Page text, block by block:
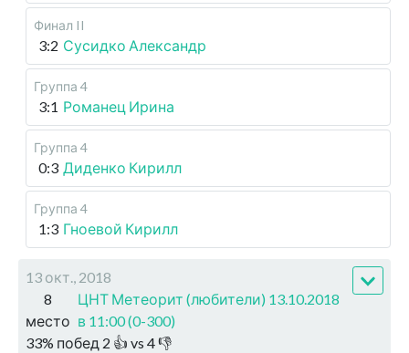
Финал II
3:2 Сусидко Александр
Группа 4
3:1 Романец Ирина
Группа 4
0:3 Диденко Кирилл
Группа 4
1:3 Гноевой Кирилл
13 окт., 2018
8
место
ЦНТ Метеорит (любители) 13.10.2018
в 11:00 (0-300)
33% побед 2 👍 vs 4👎